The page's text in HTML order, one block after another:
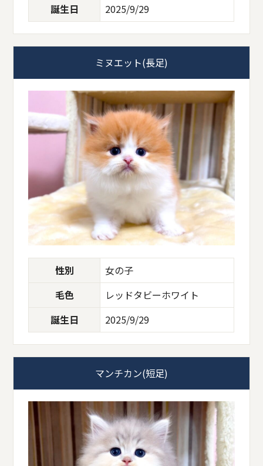
誕生日
2025/9/29
ミヌエット(長足)
性別
女の子
毛色
レッドタビーホワイト
誕生日
2025/9/29
マンチカン(短足)